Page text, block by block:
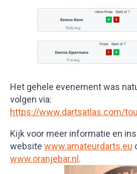
Het gehele evenement was
volgen via:
https://www.dartsatlas.com/
Kijk voor meer informatie en
website www.amateurdarts.eu
www.oranjebar.nl .